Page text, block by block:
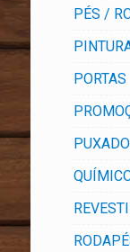
PÉS /
PORTAS